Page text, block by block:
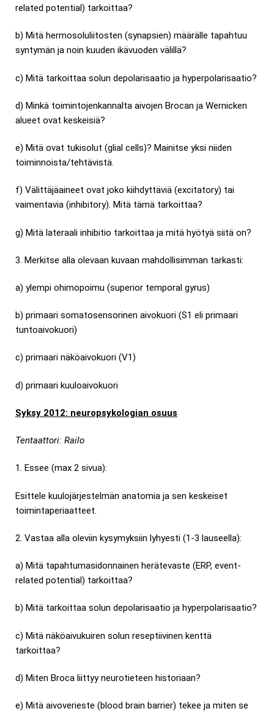
related potential) tarkoittaa?
b) Mitä hermosoluliitosten (synapsien) määrälle tapahtuu
syntymän ja noin kuuden ikävuoden välillä?
c) Mitä tarkoittaa solun depolarisaatio ja hyperpolarisaatio?
d) Minkä toimintojenkannalta aivojen Brocan ja Wernicken
alueet ovat keskeisiä?
e) Mitä ovat tukisolut (glial cells)? Mainitse yksi niiden
toiminnoista/tehtävistä.
f) Välittäjäaineet ovat joko kiihdyttäviä (excitatory) tai
vaimentavia (inhibitory). Mitä tämä tarkoittaa?
g) Mitä lateraali inhibitio tarkoittaa ja mitä hyötyä siitä on?
3. Merkitse alla olevaan kuvaan mahdollisimman tarkasti:
a) ylempi ohimopoimu (superior temporal gyrus)
b) primaari somatosensorinen aivokuori (S1 eli primaari
tuntoaivokuori)
c) primaari näköaivokuori (V1)
d) primaari kuuloaivokuori
Syksy 2012: neuropsykologian osuus
Tentaattori: Railo
1. Essee (max 2 sivua):
Esittele kuulojärjestelmän anatomia ja sen keskeiset
toimintaperiaatteet.
2. Vastaa alla oleviin kysymyksiin lyhyesti (1-3 lauseella):
a) Mitä tapahtumasidonnainen herätevaste (ERP, event-
related potential) tarkoittaa?
b) Mitä tarkoittaa solun depolarisaatio ja hyperpolarisaatio?
c) Mitä näköaivukuiren solun reseptiivinen kenttä
tarkoittaa?
d) Miten Broca liittyy neurotieteen historiaan?
e) Mitä aivoverieste (blood brain barrier) tekee ja miten se